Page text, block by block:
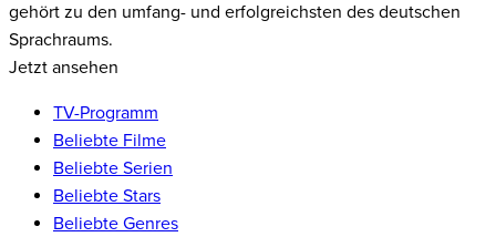
gehört zu den umfang- und erfolgreichsten des deutschen
Sprachraums.
Jetzt ansehen
TV-Programm
Beliebte Filme
Beliebte Serien
Beliebte Stars
Beliebte Genres